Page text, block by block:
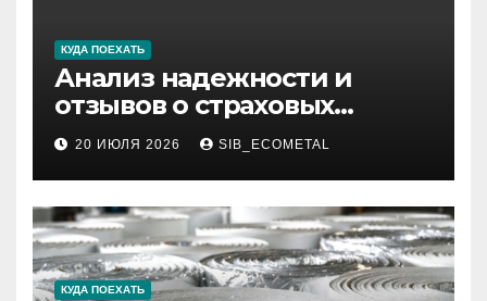
КУДА ПОЕХАТЬ
Анализ надежности и
отзывов о страховых
компаниях по итогам 2026
года
20 ИЮЛЯ 2026 SIB_ECOMETAL
КУДА ПОЕХАТЬ